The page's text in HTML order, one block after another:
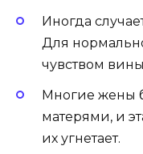
Иногда
Для
чувством вины
Многие жены
матерями, и
их угнетает.